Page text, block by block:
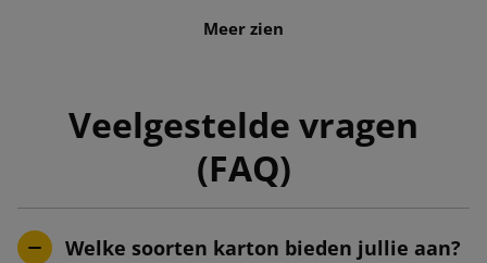
Meer zien
Veelgestelde vragen
(FAQ)
Welke soorten karton bieden jullie aan?